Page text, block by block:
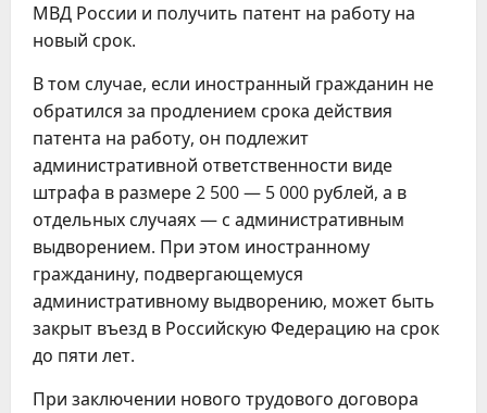
МВД России и получить патент на работу на
новый срок.
В том случае, если иностранный гражданин не
обратился за продлением срока действия
патента на работу, он подлежит
административной ответственности виде
штрафа в размере 2 500 — 5 000 рублей, а в
отдельных случаях — с административным
выдворением. При этом иностранному
гражданину, подвергающемуся
административному выдворению, может быть
закрыт въезд в Российскую Федерацию на срок
до пяти лет.
При заключении нового трудового договора